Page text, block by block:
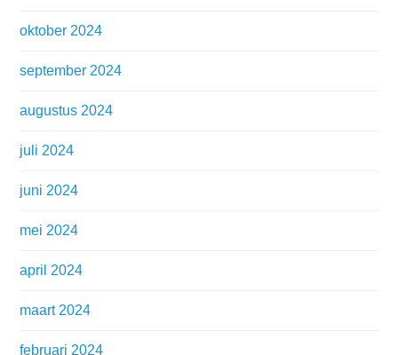
oktober 2024
september 2024
augustus 2024
juli 2024
juni 2024
mei 2024
april 2024
maart 2024
februari 2024